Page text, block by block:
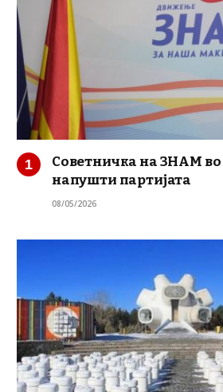
Советничка на ЗНАМ во
напушти партијата
08/05/2026